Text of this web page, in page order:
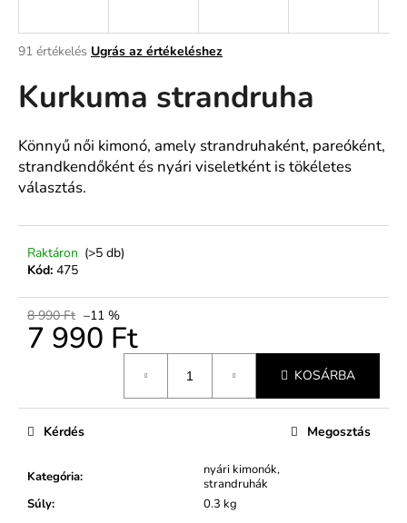
A
átlagos
értékelése
ből
4,9
csillag.
91 értékelés Ugrás az értékeléshez
Kurkuma strandruha
Könnyű női kimonó, amely strandruhaként, pareóként,
strandkendőként és nyári viseletként is tökéletes
választás.
Raktáron (>5 db)
Kód: 475
8 990 Ft –11 %
7 990 Ft
KOSÁRBA
Kategória:
nyári kimonók,
strandruhák
Súly: 0.3 kg
Kérdés Megosztás
A
á
n
j
u
k